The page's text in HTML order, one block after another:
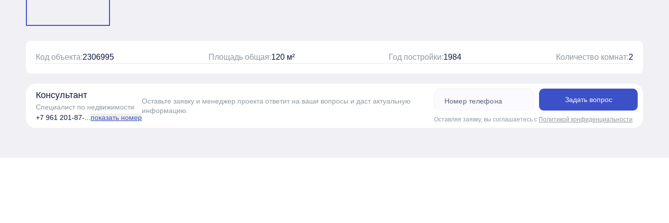
Код объекта:2306995 Площадь общая:120 м² Год постройки:1984 Количество комнат:2
Консультант
Специалист по недвижимости
+7 961 201-87-... показать номер
Оставьте заявку и менеджер проекта ответит на ваши вопросы и даст актуальную
информацию.
Задать вопрос
Оставляя заявку, вы соглашаетесь с Политикой конфиденциальности